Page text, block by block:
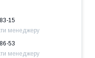
15
менеджеру
53
менеджеру